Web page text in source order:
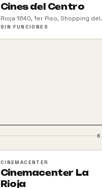
Cines del Centro
Rioja 1640, 1er Piso, Shopping del
Siglo
SIN FUNCIONES
6
CINEMACENTER
Cinemacenter La
Rioja